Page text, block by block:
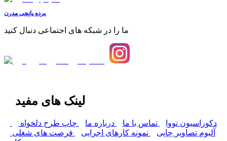
پرده پانچی مدرن
ما را در شبکه های اجتماعی دنبال کنید
لینک های مفید
دکوراسیون نووا تماس با ما درباره ما
چاپ طرح دلخواه
آلبوم تصاویر چاپی
نمونه کارهای اجرایی
فرصت های شغلی